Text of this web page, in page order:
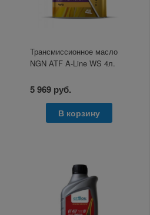
Трансмиссионное масло
NGN ATF A-Line WS 4л.
5 969 руб.
В корзину